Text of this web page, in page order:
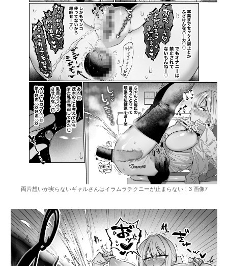
両片想いが実らないギャルさんはイラムラチクニーが止まらない！3 画像7